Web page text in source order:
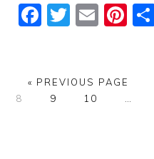
Facebook
Twitter
« GO
PREVIOUS PAGE
8
PAGE
9 PAGE
10